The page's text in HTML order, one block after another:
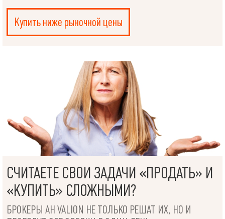
Купить ниже рыночной цены
СЧИТАЕТЕ СВОИ ЗАДАЧИ «ПРОДАТЬ» И
«КУПИТЬ» СЛОЖНЫМИ?
БРОКЕРЫ АН VALION НЕ ТОЛЬКО РЕШАТ ИХ, НО И